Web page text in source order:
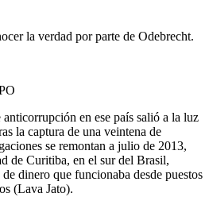
la verdad por parte de Odebrecht.
en ese país salió a la luz
la captura de una veintena de
se remontan a julio de 2013,
de Curitiba, en el sur del Brasil,
dinero que funcionaba desde puestos
(Lava Jato).